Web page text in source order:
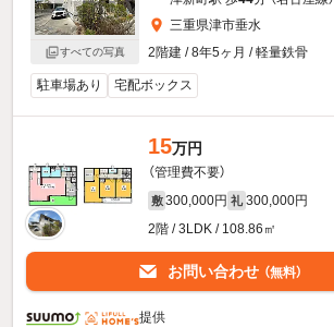
すべての写真
三重県津市垂水
2階建 / 8年5ヶ月 / 軽量鉄骨
駐車場あり 宅配ボックス
15万円
（管理費不要）
敷 300,000円 礼 300,000円
2階 / 3LDK / 108.86㎡
お問い合わせ （無料）
提供